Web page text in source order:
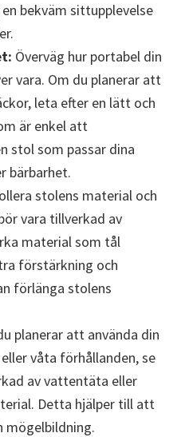
bekväm sittupplevelse
Överväg hur portabel din
vara. Om du planerar att
leta efter en lätt och
är enkel att
stol som passar dina
bärbarhet.
stolens material och
vara tillverkad av
material som tål
förstärkning och
förlänga stolens
planerar att använda din
våta förhållanden, se
av vattentäta eller
Detta hjälper till att
mögelbildning.